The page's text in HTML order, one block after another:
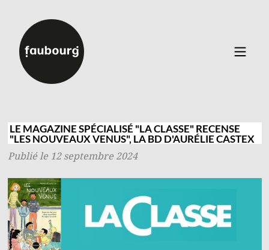
Auteurs
Événements
À propos
Connexion Inscription
LE MAGAZINE SPÉCIALISÉ "LA CLASSE" RECENSE
"LES NOUVEAUX VENUS", LA BD D'AURÉLIE CASTEX
Publié le 12 septembre 2024